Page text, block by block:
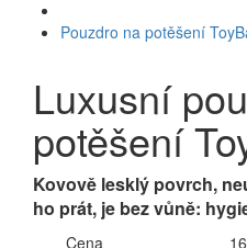
Pouzdro na potěšení
Luxusní
potěšení
Kovově lesklý povrch,
ho prát, je bez vůně:
Cena